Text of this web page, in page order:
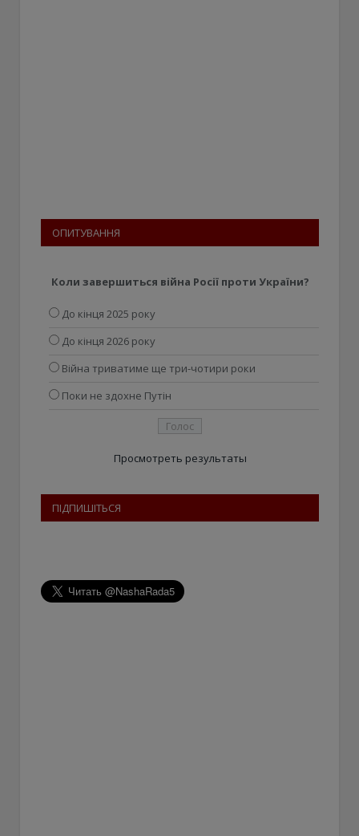
ОПИТУВАННЯ
Коли завершиться війна Росії проти України?
До кінця 2025 року
До кінця 2026 року
Війна триватиме ще три-чотири роки
Поки не здохне Путін
Просмотреть результаты
ПІДПИШІТЬСЯ